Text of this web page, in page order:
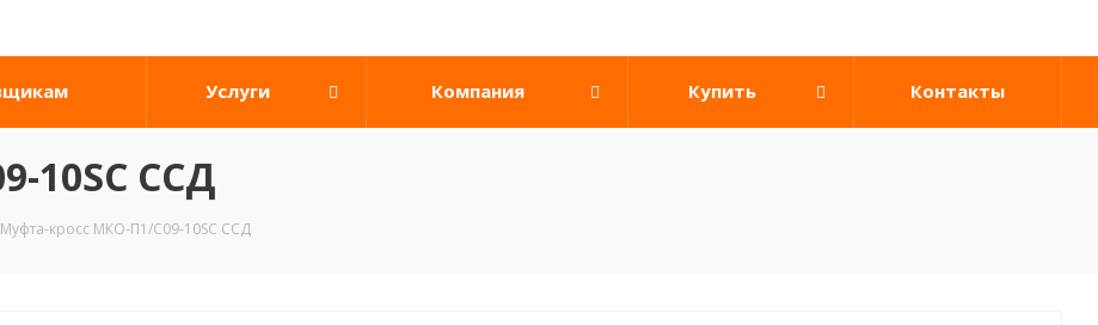
Услуги Компания Купить Контакты
10SC ССД
Муфта-кросс МКО-П1/С09-10SC ССД